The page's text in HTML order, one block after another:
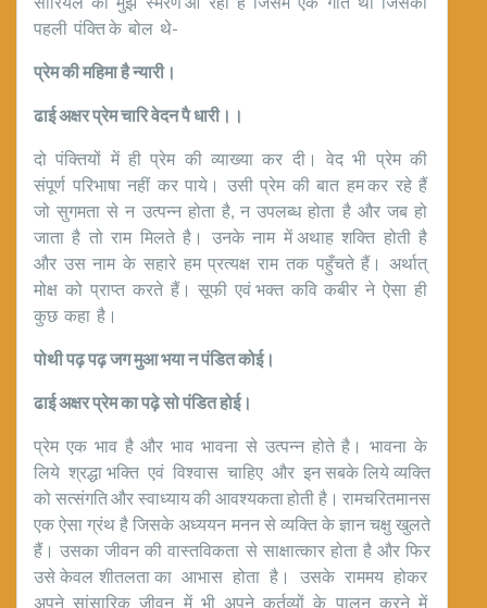
पहली पंक्ति के बोल थे-
प्रेम की महिमा है न्यारी।
ढाई अक्षर प्रेम चारि वेदन पै धारी।।
दो पंक्तियों में ही प्रेम की व्याख्या कर दी। वेद भी प्रेम की
संपूर्ण परिभाषा नहीं कर पाये। उसी प्रेम की बात हम कर रहे हैं
जो सुगमता से न उत्पन्न होता है, न उपलब्ध होता है और जब हो
जाता है तो राम मिलते है। उनके नाम में अथाह शक्ति होती है
और उस नाम के सहारे हम प्रत्यक्ष राम तक पहुँचते हैं। अर्थात्
मोक्ष को प्राप्त करते हैं। सूफी एवं भक्त कवि कबीर ने ऐसा ही
कुछ कहा है।
पोथी पढ़ पढ़ जग मुआ भया न पंडित कोई।
ढाई अक्षर प्रेम का पढ़े सो पंडित होई।
प्रेम एक भाव है और भाव भावना से उत्पन्न होते है। भावना के
लिये श्रद्धा भक्ति एवं विश्वास चाहिए और इन सबके लिये व्यक्ति
को सत्संगति और स्वाध्याय की आवश्यकता होती है। रामचरितमानस
एक ऐसा ग्रंथ है जिसके अध्ययन मनन से व्यक्ति के ज्ञान चक्षु खुलते
हैं। उसका जीवन की वास्तविकता से साक्षात्कार होता है और फिर
उसे केवल शीतलता का आभास होता है। उसके राममय होकर
अपने सांसारिक जीवन में भी अपने कर्तव्यों के पालन करने में